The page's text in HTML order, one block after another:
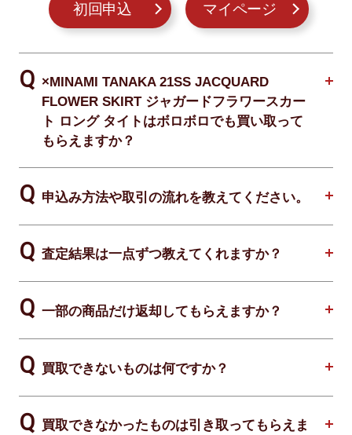
初回申込 マイページ
×MINAMI TANAKA 21SS JACQUARD
FLOWER SKIRT ジャガードフラワースカー
ト ロング タイトはボロボロでも買い取って
もらえますか？
申込み方法や取引の流れを教えてください。
査定結果は一点ずつ教えてくれますか？
一部の商品だけ返却してもらえますか？
買取できないものは何ですか？
買取できなかったものは引き取ってもらえま